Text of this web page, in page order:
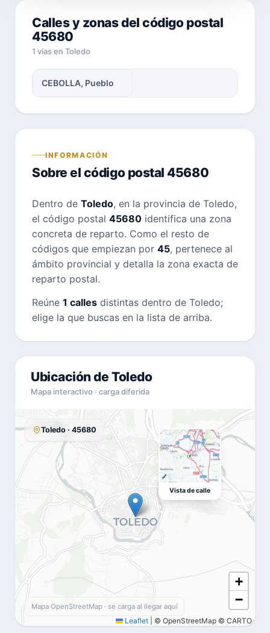
Calles y zonas del código postal
45680
1 vías en Toledo
CEBOLLA, Pueblo
INFORMACIÓN
Sobre el código postal 45680
Dentro de Toledo, en la provincia de Toledo,
el código postal 45680 identifica una zona
concreta de reparto. Como el resto de
códigos que empiezan por 45, pertenece al
ámbito provincial y detalla la zona exacta de
reparto postal.
Reúne 1 calles distintas dentro de Toledo;
elige la que buscas en la lista de arriba.
Ubicación de Toledo
Mapa interactivo · carga diferida
+
−
Leaflet © OpenStreetMap © CARTO
Toledo · 45680
Vista de calle
Mapa OpenStreetMap · se carga al llegar aquí